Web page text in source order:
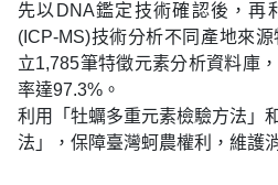
先以DNA鑑定技術確認後，再
(ICP-MS)技術分析不同產地來
立1,785筆特徵元素分析資料庫
率達97.3%。
利用「牡蠣多重元素檢驗方法」
法」，保障臺灣蚵農權利，維護